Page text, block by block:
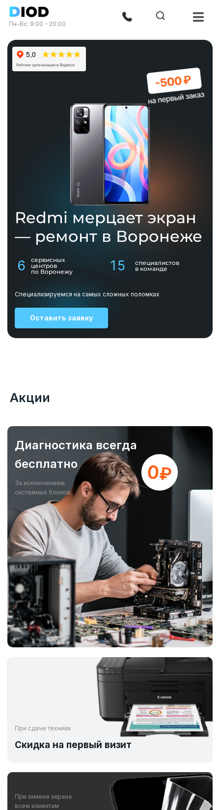
Пн-Вс: 9:00 - 20:00
Redmi мерцает экран
— ремонт в Воронеже
6
сервисных
центров
по Воронежу
15
специалистов
в команде
Специализируемся на самых сложных поломках
Оставить заявку
Акции
Диагностика всегда
бесплатно
За исключением
системных блоков
При сдаче техники
Скидка на первый визит
При замене экрана
всем клиентам